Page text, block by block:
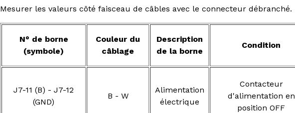
Mesurer les valeurs côté faisceau de câbles avec le connecteur débranché.
N° de borne
(symbole)
Couleur du
câblage
Description
de la borne
Condition
J7-11 (B) - J7-12
(GND)
B - W
Alimentation
électrique
Contacteur
d'alimentation en
position OFF